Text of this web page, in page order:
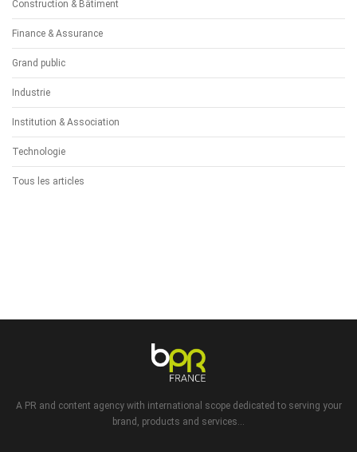
Construction & Bâtiment
Finance & Assurance
Grand public
Industrie
Institution & Association
Technologie
Tous les articles
A PR and content agency with international scope dedicated to serving your
brand, products and services...